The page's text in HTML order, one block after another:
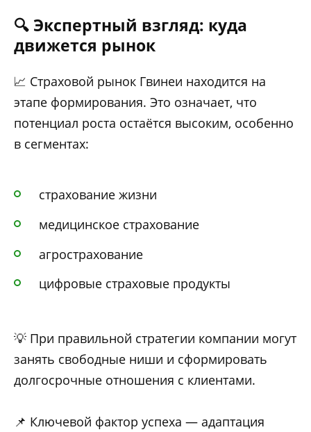
🔍 Экспертный взгляд: куда
движется рынок
📈 Страховой рынок Гвинеи находится на
этапе формирования. Это означает, что
потенциал роста остаётся высоким, особенно
в сегментах:
страхование жизни
медицинское страхование
агрострахование
цифровые страховые продукты
💡 При правильной стратегии компании могут
занять свободные ниши и сформировать
долгосрочные отношения с клиентами.
📌 Ключевой фактор успеха — адаптация